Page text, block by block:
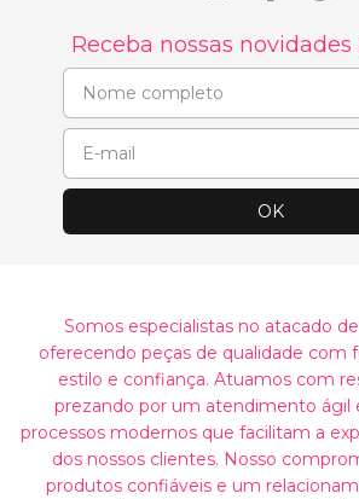
Receba nossas novidades
Somos especialistas no atacado
oferecendo peças de qualidade com
estilo e confiança. Atuamos com
prezando por um atendimento ágil
processos modernos que facilitam a
dos nossos clientes. Nosso
produtos confiáveis e um